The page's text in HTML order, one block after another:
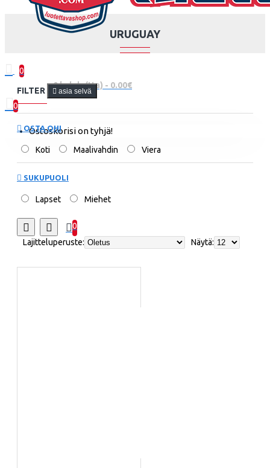
0
0 kohde(tta) - 0.00€
0
Ostoskorisi on tyhjä!
URUGUAY
FILTER asia selvä
OSTA OHI
Koti Maalivahdin Viera
SUKUPUOLI
Lapset Miehet
0
Lajitteluperuste:
Näytä: